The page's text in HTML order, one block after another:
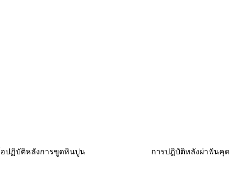
ปฏิบัติหลังการขูดหินปูน การปฎิบัติหลังผ่าฟันคุด